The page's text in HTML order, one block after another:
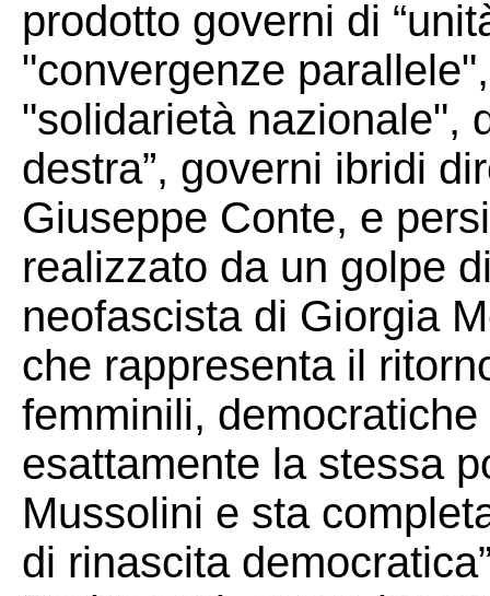
prodotto governi di
"convergenze
"solidarietà nazionale",
destra”, governi ibridi
Giuseppe Conte, e
realizzato da un golpe
neofascista di Giorgia
che rappresenta il
femminili,
esattamente la stessa
Mussolini e sta
di rinascita